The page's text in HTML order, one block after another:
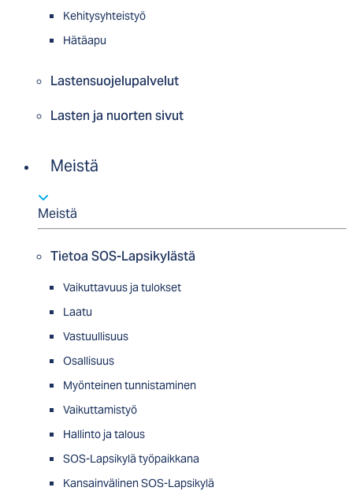
Kehitysyhteistyö
Hätäapu
Lastensuojelupalvelut
Lasten ja nuorten sivut
Meistä
Meistä
Tietoa SOS-Lapsikylästä
Vaikuttavuus ja tulokset
Laatu
Vastuullisuus
Osallisuus
Myön­tei­nen tun­nis­ta­minen
Vaikuttamistyö
Hallinto ja talous
SOS-Lapsikylä työpaikkana
Kansainvälinen SOS-Lapsikylä